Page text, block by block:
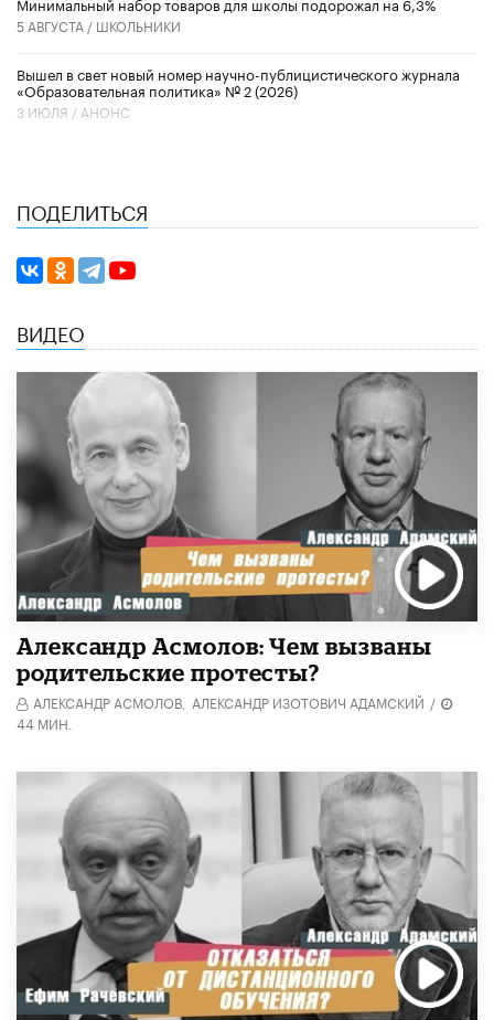
5 АВГУСТА / ШКОЛЬНИКИ
Вышел в свет новый номер научно-публицистического журнала
«Образовательная политика» № 2 (2026)
3 ИЮЛЯ / АНОНС
ПОДЕЛИТЬСЯ
ВИДЕО
Александр Асмолов: Чем вызваны
родительские протесты?
АЛЕКСАНДР АСМОЛОВ, АЛЕКСАНДР ИЗОТОВИЧ АДАМСКИЙ /
44 МИН.